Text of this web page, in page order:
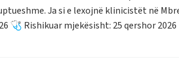
Ja si e lexojnë klinicistët në
🩺 Rishikuar mjekësisht: 25 qershor